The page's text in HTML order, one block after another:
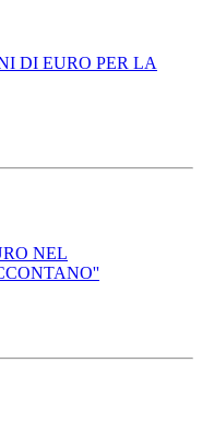
DI EURO PER LA
NEL